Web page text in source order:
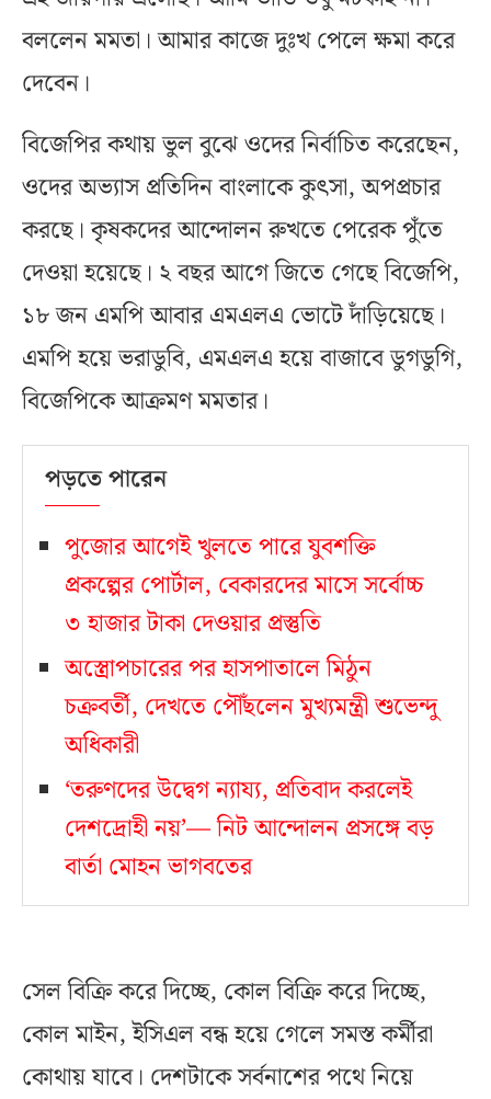
বললেন মমতা। আমার কাজে দুঃখ পেলে ক্ষমা করে
দেবেন।
বিজেপির কথায় ভুল বুঝে ওদের নির্বাচিত করেছেন,
ওদের অভ্যাস প্রতিদিন বাংলাকে কুৎসা, অপপ্রচার
করছে। কৃষকদের আন্দোলন রুখতে পেরেক পুঁতে
দেওয়া হয়েছে। ২ বছর আগে জিতে গেছে বিজেপি,
১৮ জন এমপি আবার এমএলএ ভোটে দাঁড়িয়েছে।
এমপি হয়ে ভরাডুবি, এমএলএ হয়ে বাজাবে ডুগডুগি,
বিজেপিকে আক্রমণ মমতার।
পড়তে পারেন
পুজোর আগেই খুলতে পারে যুবশক্তি
প্রকল্পের পোর্টাল, বেকারদের মাসে সর্বোচ্চ
৩ হাজার টাকা দেওয়ার প্রস্তুতি
অস্ত্রোপচারের পর হাসপাতালে মিঠুন
চক্রবর্তী, দেখতে পৌঁছলেন মুখ্যমন্ত্রী শুভেন্দু
অধিকারী
‘তরুণদের উদ্বেগ ন্যায্য, প্রতিবাদ করলেই
দেশদ্রোহী নয়’— নিট আন্দোলন প্রসঙ্গে বড়
বার্তা মোহন ভাগবতের
সেল বিক্রি করে দিচ্ছে, কোল বিক্রি করে দিচ্ছে,
কোল মাইন, ইসিএল বন্ধ হয়ে গেলে সমস্ত কর্মীরা
কোথায় যাবে। দেশটাকে সর্বনাশের পথে নিয়ে